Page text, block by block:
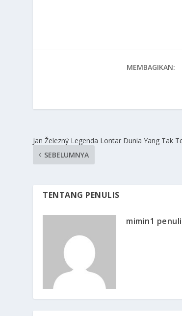
MEMBAGIKAN:
Jan Železný Legenda Lontar Dunia Yang Tak
SEBELUMNYA
TENTANG PENULIS
mimin1